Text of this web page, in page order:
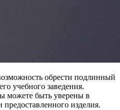
обрести подлинный
учебного заведения.
можете быть уверены в
изделия.